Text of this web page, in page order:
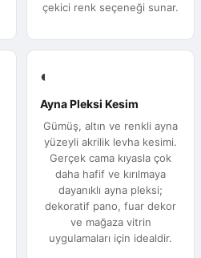
çekici renk seçeneği sunar.
◐
Ayna Pleksi Kesim
Gümüş, altın ve renkli ayna
yüzeyli akrilik levha kesimi.
Gerçek cama kıyasla çok
daha hafif ve kırılmaya
dayanıklı ayna pleksi;
dekoratif pano, fuar dekor
ve mağaza vitrin
uygulamaları için idealdir.